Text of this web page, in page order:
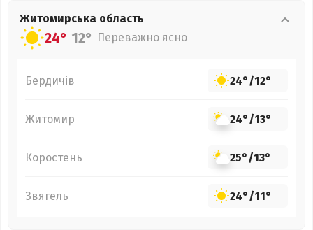
Житомирська область
24° 12° Переважно ясно
Бердичів 24°/12°
Житомир 24°/13°
Коростень 25°/13°
Звягель 24°/11°